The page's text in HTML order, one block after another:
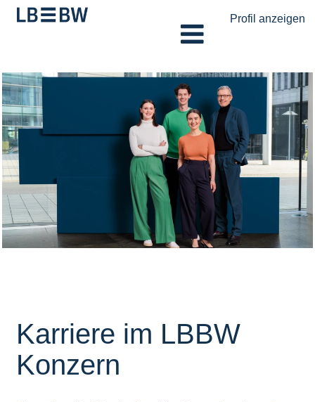
Profil anzeigen
Karriere im LBBW
Konzern